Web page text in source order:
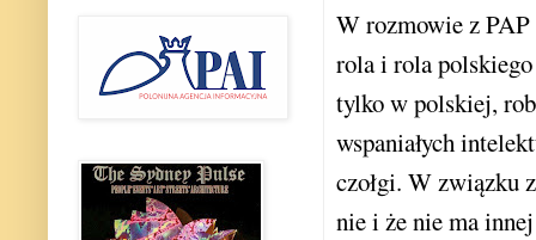
W rozmowie z
rola i rola
tylko w polskiej,
wspaniałych
czołgi. W związku
nie i że nie ma